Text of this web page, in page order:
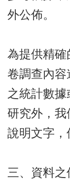
外公佈。
為提供精
卷調查內
之統計數
研究外，
說明文字，
三、資料之